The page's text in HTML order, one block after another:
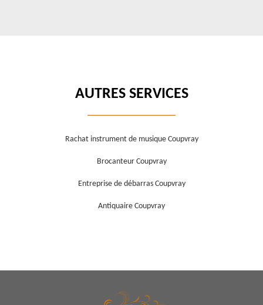
AUTRES SERVICES
Rachat instrument de musique Coupvray
Brocanteur Coupvray
Entreprise de débarras Coupvray
Antiquaire Coupvray